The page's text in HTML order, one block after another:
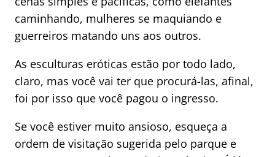
caminhando, mulheres se maquiando e
guerreiros matando uns aos outros.
As esculturas eróticas estão por todo lado,
claro, mas você vai ter que procurá-las, afinal,
foi por isso que você pagou o ingresso.
Se você estiver muito ansioso, esqueça a
ordem de visitação sugerida pelo parque e